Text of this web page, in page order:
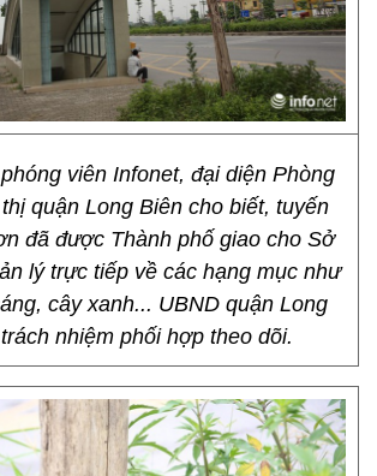
viên Infonet, đại diện Phòng
quận Long Biên cho biết, tuyến
đã được Thành phố giao cho Sở
lý trực tiếp về các hạng mục như
cây xanh... UBND quận Long
nhiệm phối hợp theo dõi.